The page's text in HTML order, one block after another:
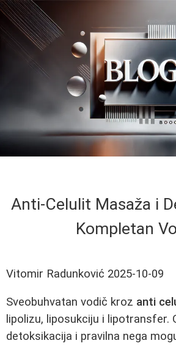
Anti-Celulit Masaža i
Kompletan
Vitomir Radunković 2025-10-09
Sveobuhvatan vodič kroz anti
lipolizu, liposukciju i lipotransfer.
detoksikacija i pravilna nega